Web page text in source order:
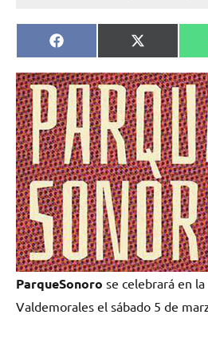
Compartir
en
Facebook
Compartir
en
X
(Twitter)
ParqueSonoro se celebrará en
Valdemorales el sábado 5 de